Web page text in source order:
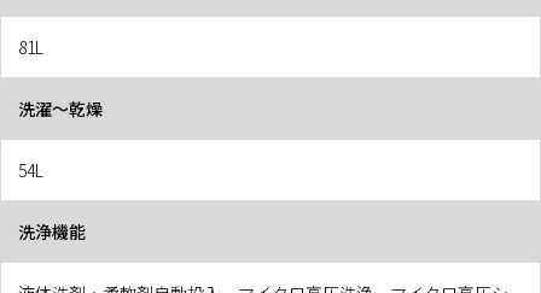
81L
洗濯〜乾燥
54L
洗浄機能